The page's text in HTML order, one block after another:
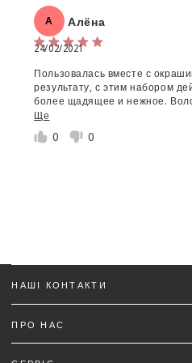
Ім'я *
Email
Текст відгуку (не менш 50
(Можна завантажити
А Алёна
24/02/2021
Пользовалась вместе с
результату, с этим набором
более щадящее и нежное.
рассыпчастым, блестящим и
ощущение что средство прям
волосок.
Ще
0 0
НАШІ КОНТАКТИ
ПРО НАС